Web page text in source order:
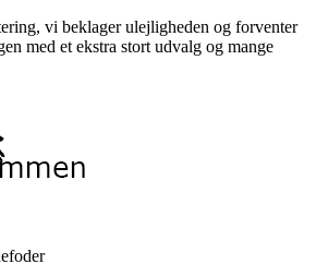
vi beklager ulejligheden og forventer
med et ekstra stort udvalg og mange